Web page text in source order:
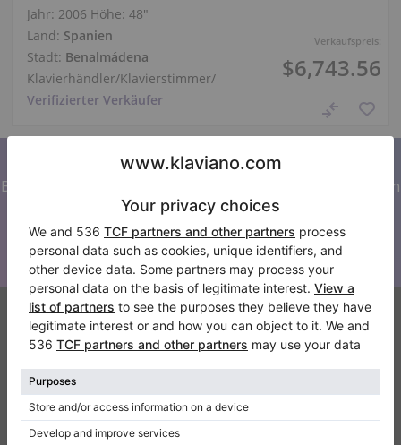
Verkaufspreis:
$6,743.56
Jahr: 2006 Höhe: 48″
Land: Spanien
Stadt: Benalmádena
Klavierhändler/Klavierstimmer/
Verifizierter Verkäufer
Abonnieren Sie unseren Newsletter
Bleiben Sie auf dem Laufenden mit allen Neuigkeiten von
Klaviano
Klaviano
Kontakt
Über Uns